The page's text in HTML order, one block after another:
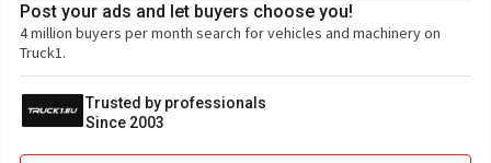
Post your ads and let buyers choose you!
4 million buyers per month search for vehicles and machinery on
Truck1.
Trusted by professionals
Since 2003